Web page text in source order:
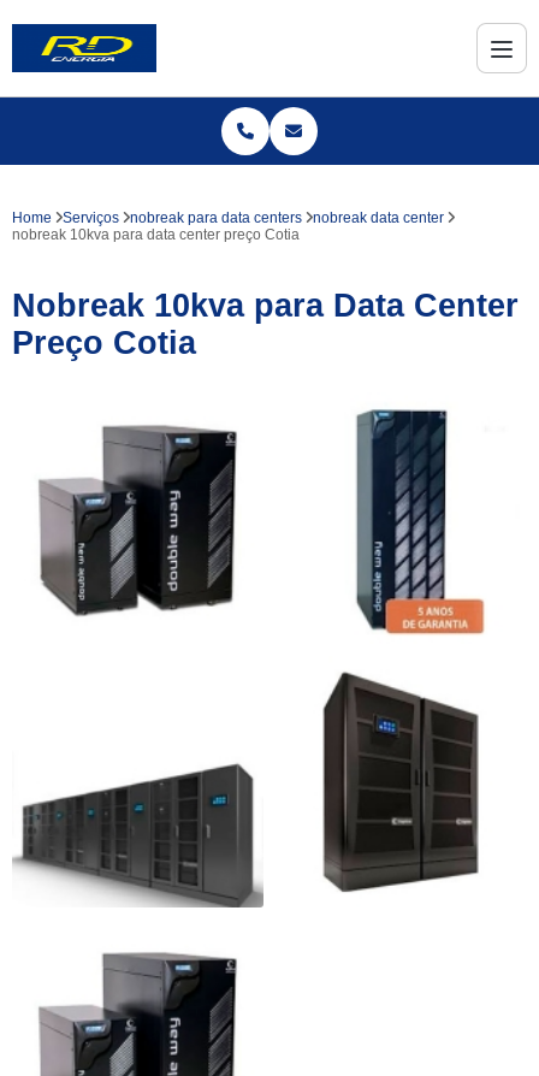
Home Serviços nobreak para data centers
nobreak data center
nobreak 10kva para data center preço Cotia
Nobreak 10kva para Data Center
Preço Cotia